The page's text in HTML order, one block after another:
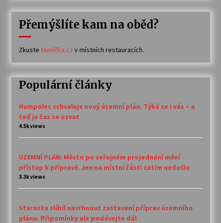
Přemýšlíte kam na oběd?
Zkuste Meníčka.cz v místních restauracích.
Populární články
Humpolec schvaluje nový územní plán. Týká se i vás – a
teď je čas se ozvat
4.5k views
ÚZEMNÍ PLÁN: Město po veřejném projednání mění
přístup k přípravě. Jen na místní části zatím nedošlo
3.3k views
Starosta slíbil navrhnout zastavení příprav územního
plánu. Připomínky ale podávejte dál